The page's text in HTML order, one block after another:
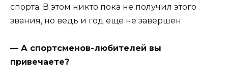
спорта. В этом никто пока не получил этого
звания, но ведь и год еще не завершен.
— А спортсменов-любителей вы
привечаете?